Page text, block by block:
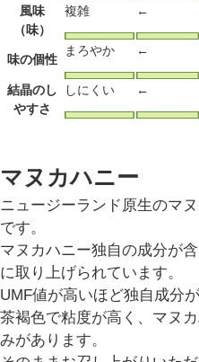
風味
（味）
複雑 ←
味の個性
まろやか ←
結晶のし
やすさ
しにくい ←
マヌカハニー
ニュージーランド原生のマ
です。
マヌカハニー独自の成分が
に取り上げられています。
UMF値が高いほど独自成分
茶褐色で粘度が高く、マヌ
みがあります。